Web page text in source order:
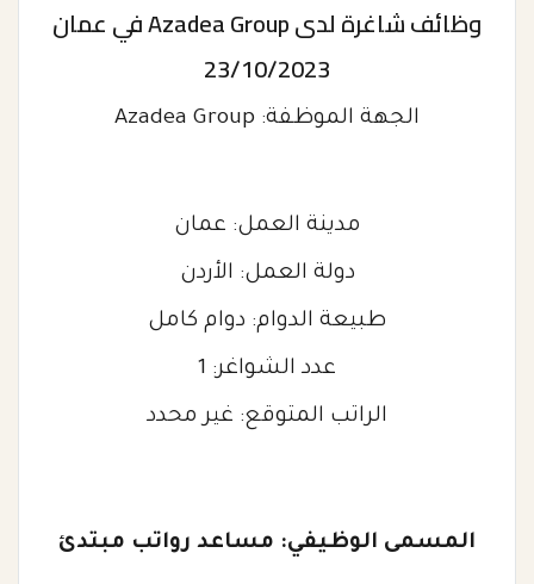
وظائف شاغرة لدى Azadea Group في عمان
23/10/2023
الجهة الموظفة: Azadea Group
مدينة العمل: عمان
دولة العمل: الأردن
طبيعة الدوام: دوام كامل
عدد الشواغر: 1
الراتب المتوقع: غير محدد
المسمى الوظيفي: مساعد رواتب مبتدئ